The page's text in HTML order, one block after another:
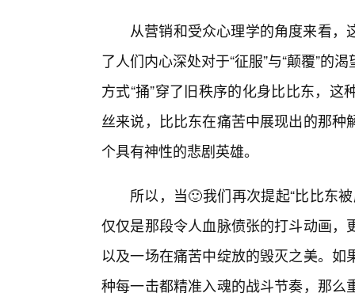
从营销和受众心理学的角度来看
了人们内心深处对于“征服”与“颠覆”的
方式“捅”穿了旧秩序的化身比比东，
丝来说，比比东在痛苦中展现出的那
个具有神性的悲剧英雄。
所以，当🙂我们再次提起“比比东
仅仅是那段令人血脉偾张的打斗动画
以及一场在痛苦中绽放的毁灭之美。
种每一击都精准入魂的战斗节奏，那